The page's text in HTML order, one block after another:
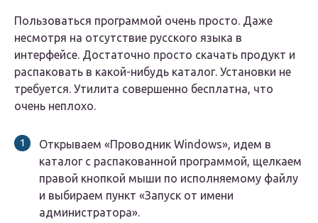
Пользоваться программой очень просто. Даже
несмотря на отсутствие русского языка в
интерфейсе. Достаточно просто скачать продукт и
распаковать в какой-нибудь каталог. Установки не
требуется. Утилита совершенно бесплатна, что
очень неплохо.
Открываем «Проводник Windows», идем в
каталог с распакованной программой, щелкаем
правой кнопкой мыши по исполняемому файлу
и выбираем пункт «Запуск от имени
администратора».